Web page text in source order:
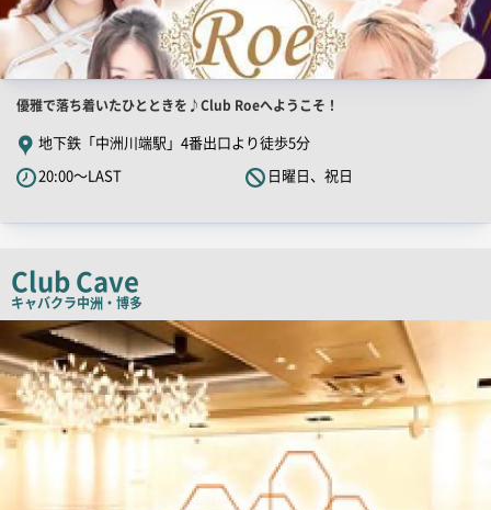
店
舗
PR
キ
コ
ピ
ー
優雅で落ち着いたひとときを♪Club Roeへようこそ！
地下鉄「中洲川端駅」4番出口より徒歩5分
20:00～LAST
日曜日、祝日
Club Cave
キャバクラ中洲・博多
店
PR
画
像